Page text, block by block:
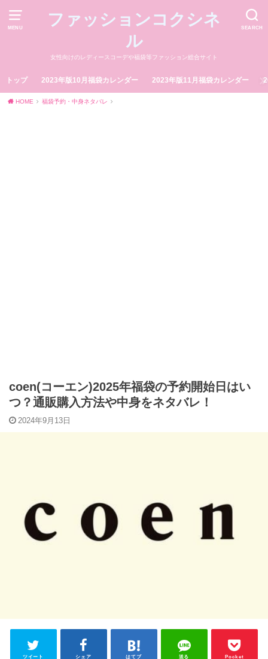
MENU SEARCH
ファッションコクシネ
ル
女性向けのレディースコーデや福袋等ファッション総合サイト
トップ 2023年版10月福袋カレンダー 2023年版11月福袋カレンダー
HOME 福袋予約・中身ネタバレ
coen(コーエン)2025年福袋の予約開始日はい
つ？通販購入方法や中身をネタバレ！
2024年9月13日
ツイート シェア はてブ 送る Pocket